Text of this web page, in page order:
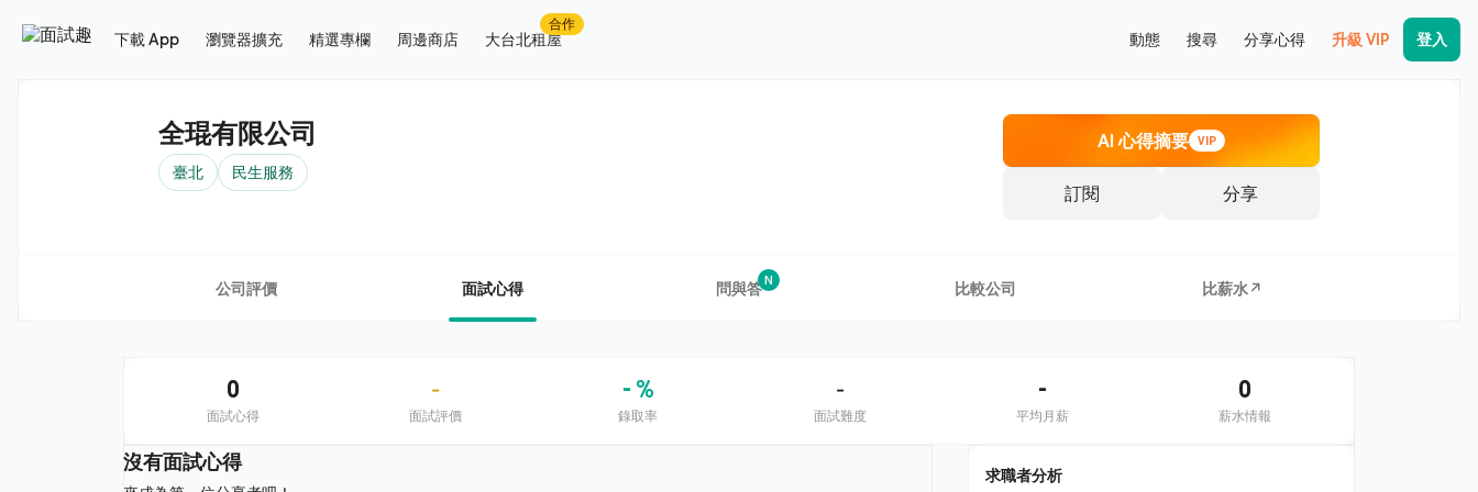
下載 App 瀏覽器擴充 精選專欄 周邊商店 大台北租屋
合作
動態 搜尋 分享心得 升級 VIP 登入
全琨有限公司
臺北 民生服務
AI 心得摘要 VIP
訂閱 分享
公司評價 面試心得 問與答N 比較公司 比薪水↗
0
面試心得
-
面試評價
- %
錄取率
-
面試難度
-
平均月薪
0
薪水情報
沒有面試心得
求職者分析